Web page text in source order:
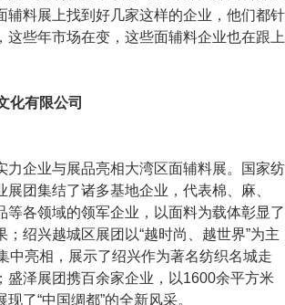
辅料展上找到好几家这样的企业，他们都针
这些年市场在变，这些面辅料企业也在跟上
化有限公司
企业与展品亮相大湾区面辅料展。国家纺
展团集结了诸多基地企业，代表棉、麻、
等各领域的领军企业，以面料为载体彰显了
；绍兴越城区展团以“越时尚、越世界”为主
中亮相，展示了绍兴作为著名纺织名城走
盛泽展团携百余家企业，以1600余平方米
了“中国绸都”的全新风采。